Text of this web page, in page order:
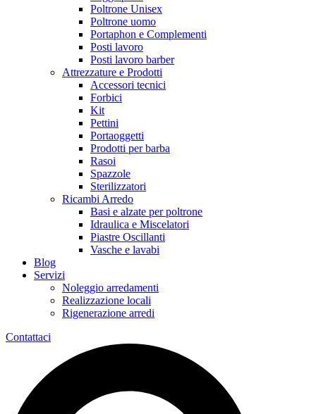
Poltrone Unisex
Poltrone uomo
Portaphon e Complementi
Posti lavoro
Posti lavoro barber
Attrezzature e Prodotti
Accessori tecnici
Forbici
Kit
Pettini
Portaoggetti
Prodotti per barba
Rasoi
Spazzole
Sterilizzatori
Ricambi Arredo
Basi e alzate per poltrone
Idraulica e Miscelatori
Piastre Oscillanti
Vasche e lavabi
Blog
Servizi
Noleggio arredamenti
Realizzazione locali
Rigenerazione arredi
Contattaci